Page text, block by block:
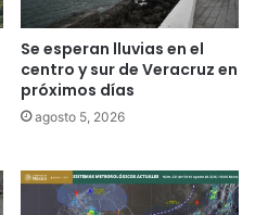
Se esperan lluvias en el
centro y sur de Veracruz en
próximos días
agosto 5, 2026